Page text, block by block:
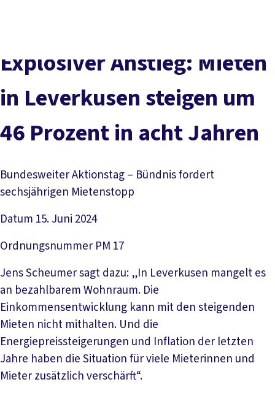
Politik in NRW
Service
Explosiver Anstieg: Mieten
in Leverkusen steigen um
46 Prozent in acht Jahren
Bundesweiter Aktionstag – Bündnis fordert
sechsjährigen Mietenstopp
Datum 15. Juni 2024
Ordnungsnummer PM 17
Jens Scheumer sagt dazu: „In Leverkusen mangelt es
an bezahlbarem Wohnraum. Die
Einkommensentwicklung kann mit den steigenden
Mieten nicht mithalten. Und die
Energiepreissteigerungen und Inflation der letzten
Jahre haben die Situation für viele Mieterinnen und
Mieter zusätzlich verschärft“.